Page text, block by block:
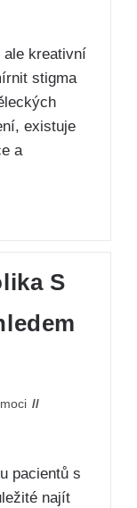
ale kreativní
stigma
existuje
a
S
pacientů s
najít